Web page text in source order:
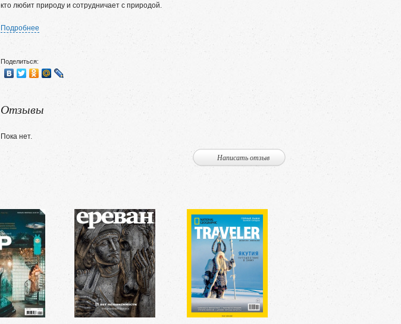
кто любит природу и сотрудничает с природой.
Подробнее
Поделиться:
Отзывы
Пока нет.
Написать отзыв